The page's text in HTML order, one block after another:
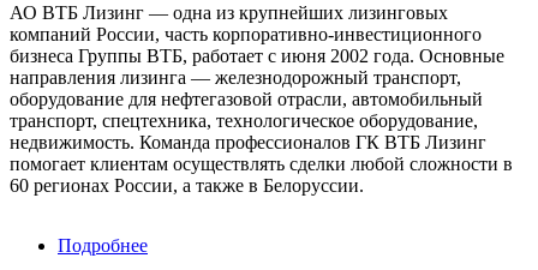
АО ВТБ Лизинг — одна из крупнейших лизинговых
компаний России, часть корпоративно-инвестиционного
бизнеса Группы ВТБ, работает с июня 2002 года. Основные
направления лизинга — железнодорожный транспорт,
оборудование для нефтегазовой отрасли, автомобильный
транспорт, спецтехника, технологическое оборудование,
недвижимость. Команда профессионалов ГК ВТБ Лизинг
помогает клиентам осуществлять сделки любой сложности в
60 регионах России, а также в Белоруссии.
Подробнее